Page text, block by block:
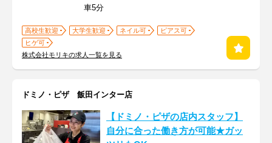
車5分
高校生歓迎 大学生歓迎 ネイル可
ピアス可
ヒゲ可
株式会社モリキの求人一覧を見る
ドミノ・ピザ 飯田インター店
【ドミノ・ピザの店内スタッフ】
自分に合った働き方が可能★ガッ